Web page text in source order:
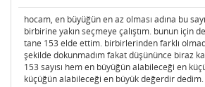
hocam, en büyüğün en az olması adına bu
birbirine yakın seçmeye çalıştım. bunun için
tane 153 elde ettim. birbirlerinden farklı
şekilde dokunmadım fakat düşününce biraz
153 sayısı hem en büyüğün alabileceği en
küçüğün alabileceği en büyük değerdir